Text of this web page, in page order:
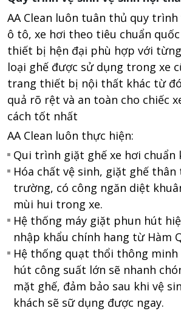
AA Clean luôn tuân thủ quy
ô tô, xe hơi theo tiêu chuẩn
thiết bị hện đại phù hợp với
loại ghế được sử dụng trong xe
trang thiết bị nội thất khác từ
quả rõ rệt và an toàn cho chiếc
cách tốt nhất
AA Clean luôn thực hiện:
Qui trình giặt ghế xe hơi chuẩn
Hóa chất vệ sinh, giặt ghế
trường, có công ngăn diệt
mùi hui trong xe.
Hệ thống máy giặt phun hút
nhập khẩu chính hang từ Hàm
Hệ thống quạt thổi thông minh
hút công suất lớn sẽ nhanh
mặt ghế, đảm bảo sau khi vệ
khách sẽ sữ dụng được ngay.